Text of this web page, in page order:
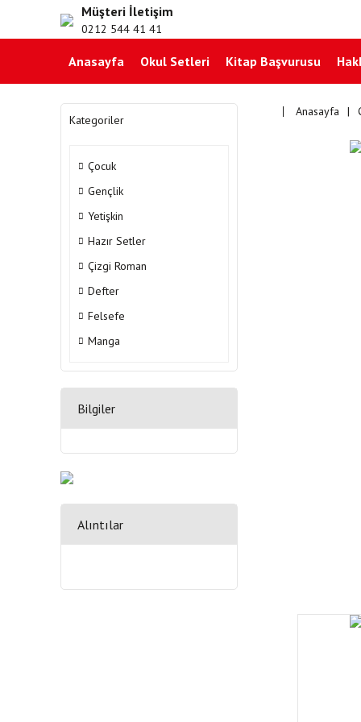
Müşteri İletişim
0212 544 41 41
Anasayfa Okul Setleri Kitap Başvurusu
Kategoriler
Çocuk
Gençlik
Yetişkin
Hazır Setler
Çizgi Roman
Defter
Felsefe
Manga
Bilgiler
Alıntılar
Anasayfa